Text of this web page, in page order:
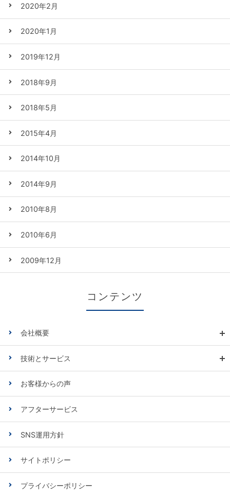
2020年2月
2020年1月
2019年12月
2018年9月
2018年5月
2015年4月
2014年10月
2014年9月
2010年8月
2010年6月
2009年12月
コンテンツ
会社概要
技術とサービス
お客様からの声
アフターサービス
SNS運用方針
サイトポリシー
プライバシーポリシー